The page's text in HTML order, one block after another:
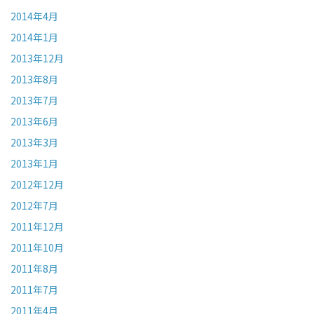
2014年4月
2014年1月
2013年12月
2013年8月
2013年7月
2013年6月
2013年3月
2013年1月
2012年12月
2012年7月
2011年12月
2011年10月
2011年8月
2011年7月
2011年4月